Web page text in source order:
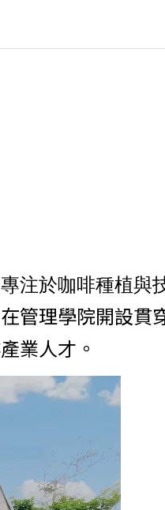
注於咖啡種植與
管理學院開設
業人才。